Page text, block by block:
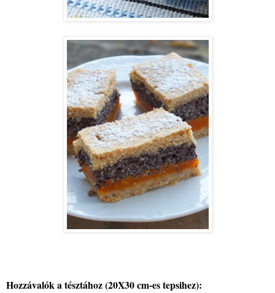
Hozzávalók a tésztához (20X30 cm-es tepsihez):